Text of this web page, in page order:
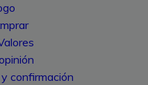
confirmación